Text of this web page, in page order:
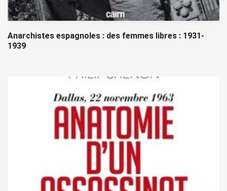
Anarchistes espagnoles : des femmes libres : 1931-
1939